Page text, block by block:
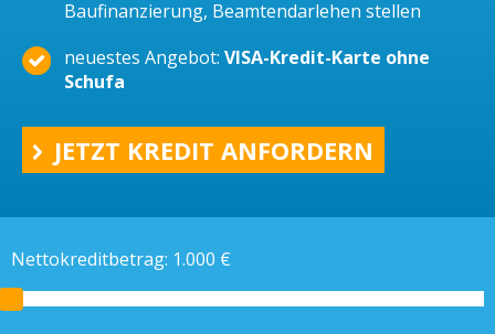
Baufinanzierung, Beamtendarlehen stellen
neuestes Angebot: VISA-Kredit-Karte ohne
Schufa
JETZT KREDIT ANFORDERN
Nettokreditbetrag: 1.000 €